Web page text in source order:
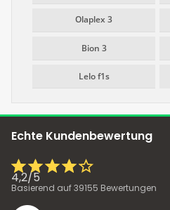
Olaplex 3
Bion 3
Lelo f1s
Echte Kundenbewertung
4,2/5
Basierend auf39155 Bewertungen